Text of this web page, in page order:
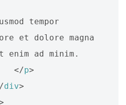
et dolore magna
</p>
div>